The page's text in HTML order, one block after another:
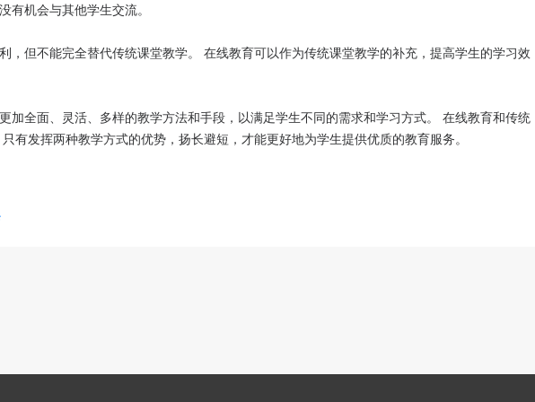
有机会与其他学生交流。
，但不能完全替代传统课堂教学。 在线教育可以作为传统课堂教学的补充，提高学生的学习效
加全面、灵活、多样的教学方法和手段，以满足学生不同的需求和学习方式。 在线教育和传统
有发挥两种教学方式的优势，扬长避短，才能更好地为学生提供优质的教育服务。